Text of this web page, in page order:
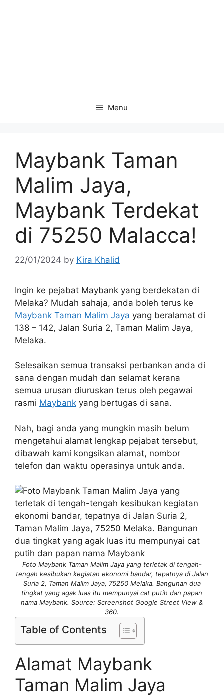
Menu
Maybank Taman
Malim Jaya,
Maybank Terdekat
di 75250 Malacca!
22/01/2024 by Kira Khalid
Ingin ke pejabat Maybank yang berdekatan di
Melaka? Mudah sahaja, anda boleh terus ke
Maybank Taman Malim Jaya yang beralamat di
138 – 142, Jalan Suria 2, Taman Malim Jaya,
Melaka.
Selesaikan semua transaksi perbankan anda di
sana dengan mudah dan selamat kerana
semua urusan diuruskan terus oleh pegawai
rasmi Maybank yang bertugas di sana.
Nah, bagi anda yang mungkin masih belum
mengetahui alamat lengkap pejabat tersebut,
dibawah kami kongsikan alamat, nombor
telefon dan waktu operasinya untuk anda.
Foto Maybank Taman Malim Jaya yang terletak di tengah-
tengah kesibukan kegiatan ekonomi bandar, tepatnya di Jalan
Suria 2, Taman Malim Jaya, 75250 Melaka. Bangunan dua
tingkat yang agak luas itu mempunyai cat putih dan papan
nama Maybank. Source: Screenshot Google Street View &
360.
Table of Contents
Alamat Maybank
Taman Malim Jaya